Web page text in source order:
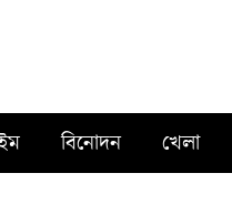
বিনোদন খেলা